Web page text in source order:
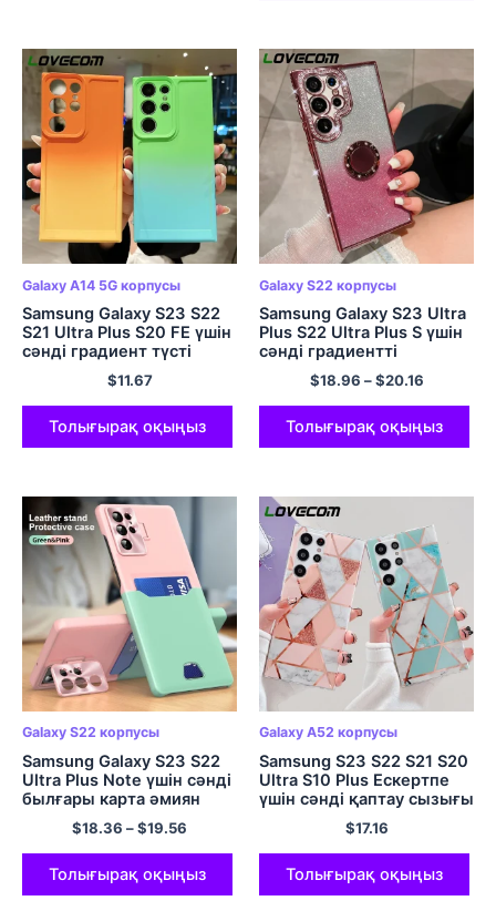
Galaxy A14 5G корпусы
Samsung Galaxy S23 S22
S21 Ultra Plus S20 FE үшін
сәнді градиент түсті
телефон корпусы
Ескертпе 20 A54 A34 A14
A53 A52 A23 A13 Жұмсақ
қақпақ
$11.67
Толығырақ оқыңыз
Galaxy S22 корпусы
Samsung Galaxy S23 Ultra
Plus S22 Ultra Plus S үшін
сәнді градиентті
жарқыраған алмас
сақина ұстағышы 23 22
5G Жұмсақ телефон
қақпағы
$18.96 –$20.16
Толығырақ оқыңыз
Galaxy S22 корпусы
Samsung Galaxy S23 S22
Ultra Plus Note үшін сәнді
былғары карта әмиян
қорабы 20 Ультра металл
линза тірегі
ұстағышының қорғаныс
қақпағы
$18.36 –$19.56
Толығырақ оқыңыз
Galaxy A52 корпусы
Samsung S23 S22 S21 S20
Ultra S10 Plus Ескертпе
үшін сәнді қаптау сызығы
геометриялы мәрмәр
қорап 20 A72 A52 A32
Жұмсақ артқы қақпақ
$17.16
Толығырақ оқыңыз